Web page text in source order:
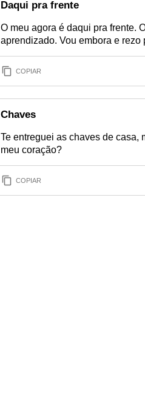
Daqui pra frente
O meu agora é daqui pra frente.
aprendizado. Vou embora e
COPIAR
Chaves
Te entreguei as chaves de casa,
meu coração?
COPIAR